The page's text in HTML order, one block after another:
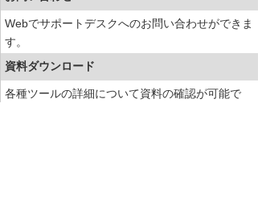
Webでサポートデスクへのお問い合わせができま
す。
資料ダウンロード
各種ツールの詳細について資料の確認が可能で